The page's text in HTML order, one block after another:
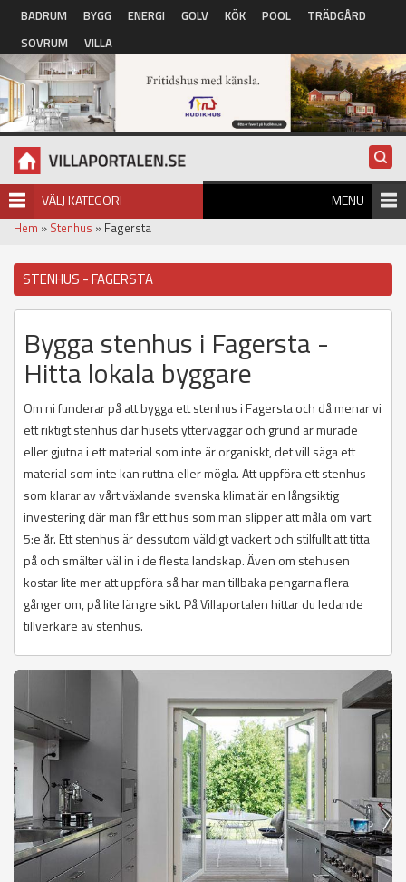
Hoppa till huvudinnehåll
BADRUM BYGG ENERGI GOLV KÖK POOL
TRÄDGÅRD
SOVRUM
VILLA
VÄLJ KATEGORI MENU
Hem » Stenhus » Fagersta
STENHUS - FAGERSTA
Bygga stenhus i Fagersta -
Hitta lokala byggare
Om ni funderar på att bygga ett stenhus i Fagersta och då menar vi
ett riktigt stenhus där husets ytterväggar och grund är murade
eller gjutna i ett material som inte är organiskt, det vill säga ett
material som inte kan ruttna eller mögla. Att uppföra ett stenhus
som klarar av vårt växlande svenska klimat är en långsiktig
investering där man får ett hus som man slipper att måla om vart
5:e år. Ett stenhus är dessutom väldigt vackert och stilfullt att titta
på och smälter väl in i de flesta landskap. Även om stehusen
kostar lite mer att uppföra så har man tillbaka pengarna flera
gånger om, på lite längre sikt. På Villaportalen hittar du ledande
tillverkare av stenhus.